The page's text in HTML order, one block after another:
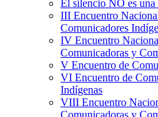
El silencio NO es una
III Encuentro
Comunicadores
IV Encuentro
Comunicadoras y
V Encuentro de
VI Encuentro de
Indígenas
VIII Encuentro